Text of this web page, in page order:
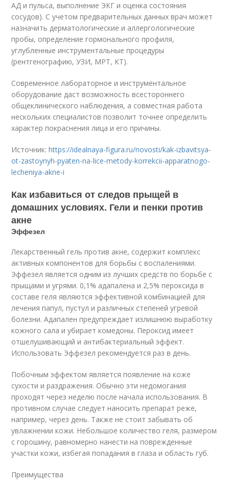
АД и пульса, выполнение ЭКГ и оценка состояния
сосудов). С учетом предварительных данных врач может
назначить дерматологические и аллергологические
пробы, определение гормонального профиля,
углубленные инструментальные процедуры
(рентгенографию, УЗИ, МРТ, КТ).
Современное лабораторное и инструментальное
оборудование даст возможность всестороннего
общеклинического наблюдения, а совместная работа
нескольких специалистов позволит точнее определить
характер покраснения лица и его причины.
Источник:https://idealnaya-figura.ru/novosti/kak-izbavitsya-
ot-zastoynyh-pyaten-na-lice-metody-korrekcii-apparatnogo-
lecheniya-akne-i
Как избавиться от следов прыщей в
домашних условиях. Гели и пенки против
акне
Эффезел
Лекарственный гель против акне, содержит комплекс
активных компонентов для борьбы с воспалениями.
Эффезел является одним из лучших средств по борьбе с
прыщами и угрями. 0,1% адапалена и 2,5% пероксида в
составе геля являются эффективной комбинацией для
лечения папул, пустул и различных степеней угревой
болезни. Адапален предупреждает излишнюю выработку
кожного сала и убирает комедоны. Пероксид имеет
отшелушивающий и антибактериальный эффект.
Использовать Эффезел рекомендуется раз в день.
Побочным эффектом является появление на коже
сухости и раздражения. Обычно эти недомогания
проходят через неделю после начала использования. В
противном случае следует наносить препарат реже,
например, через день. Также не стоит забывать об
увлажнении кожи. Небольшое количество геля, размером
с горошину, равномерно нанести на поврежденные
участки кожи, избегая попадания в глаза и область губ.
Преимущества